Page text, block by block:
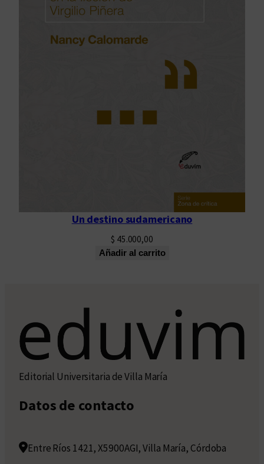
Un destino sudamericano
$ 45.000,00
Añadir al carrito
Editorial Universitaria de Villa María
Datos de contacto
Entre Ríos 1421, X5900AGI, Villa María, Córdoba